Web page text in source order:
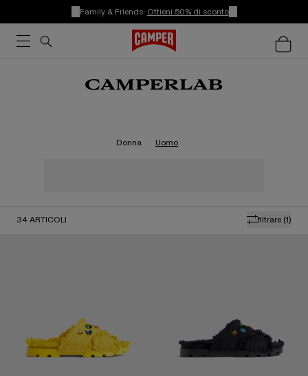
Family & Friends: Ottieni 50% di sconto
.
Donna Uomo
filtrare (1)
34 ARTICOLI